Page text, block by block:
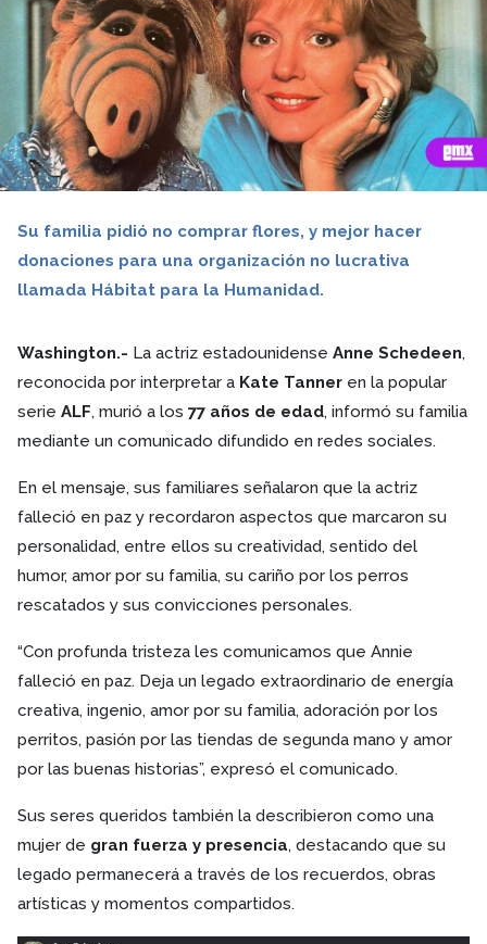
Su familia pidió no comprar flores, y mejor hacer
donaciones para una organización no lucrativa
llamada Hábitat para la Humanidad.
Washington.- La actriz estadounidense Anne Schedeen,
reconocida por interpretar a Kate Tanner en la popular
serie ALF, murió a los 77 años de edad, informó su familia
mediante un comunicado difundido en redes sociales.
En el mensaje, sus familiares señalaron que la actriz
falleció en paz y recordaron aspectos que marcaron su
personalidad, entre ellos su creatividad, sentido del
humor, amor por su familia, su cariño por los perros
rescatados y sus convicciones personales.
“Con profunda tristeza les comunicamos que Annie
falleció en paz. Deja un legado extraordinario de energía
creativa, ingenio, amor por su familia, adoración por los
perritos, pasión por las tiendas de segunda mano y amor
por las buenas historias”, expresó el comunicado.
Sus seres queridos también la describieron como una
mujer de gran fuerza y presencia, destacando que su
legado permanecerá a través de los recuerdos, obras
artísticas y momentos compartidos.